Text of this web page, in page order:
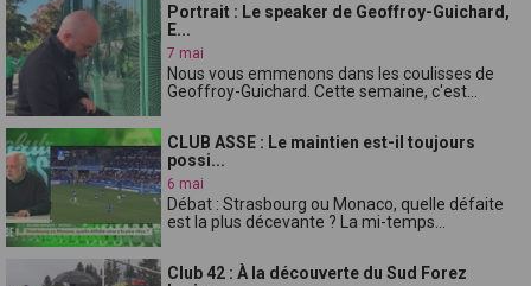
Portrait : Le speaker de Geoffroy-Guichard,
E...
7 mai
Nous vous emmenons dans les coulisses de
Geoffroy-Guichard. Cette semaine, c'est...
CLUB ASSE : Le maintien est-il toujours
possi...
6 mai
Débat : Strasbourg ou Monaco, quelle défaite
est la plus décevante ? La mi-temps...
Club 42 : À la découverte du Sud Forez